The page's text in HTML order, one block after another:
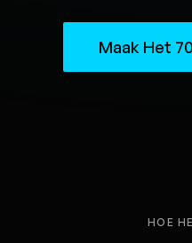
Maak Het
HOE